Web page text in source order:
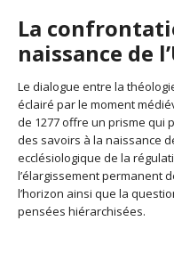
La
naissance de
Le dialogue entre la
éclairé par le moment
de 1277 offre un prisme qui
des savoirs à la naissance
ecclésiologique de la
l’élargissement permanent
l’horizon ainsi que la
pensées hiérarchisées.